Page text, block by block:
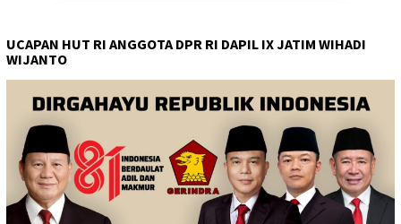
UCAPAN HUT RI ANGGOTA DPR RI DAPIL IX JATIM WIHADI
WIJANTO